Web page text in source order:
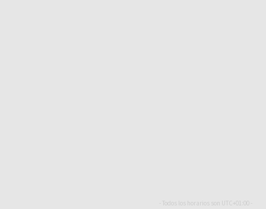
- Todos los horarios son UTC+01:00